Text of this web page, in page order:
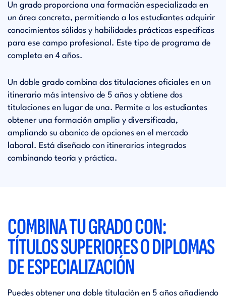
Un grado proporciona una formación especializada en
un área concreta, permitiendo a los estudiantes adquirir
conocimientos sólidos y habilidades prácticas específicas
para ese campo profesional. Este tipo de programa de
completa en 4 años.
Un doble grado combina dos titulaciones oficiales en un
itinerario más intensivo de 5 años y obtiene dos
titulaciones en lugar de una. Permite a los estudiantes
obtener una formación amplia y diversificada,
ampliando su abanico de opciones en el mercado
laboral. Está diseñado con itinerarios integrados
combinando teoría y práctica.
COMBINA TU GRADO CON:
TÍTULOS SUPERIORES O DIPLOMAS
DE ESPECIALIZACIÓN
Puedes obtener una doble titulación en 5 años añadiendo